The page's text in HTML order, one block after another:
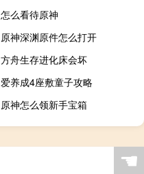
怎么看待原神
原神深渊原件怎么打开
方舟生存进化床会坏
爱养成4座敷童子攻略
原神怎么领新手宝箱
☚